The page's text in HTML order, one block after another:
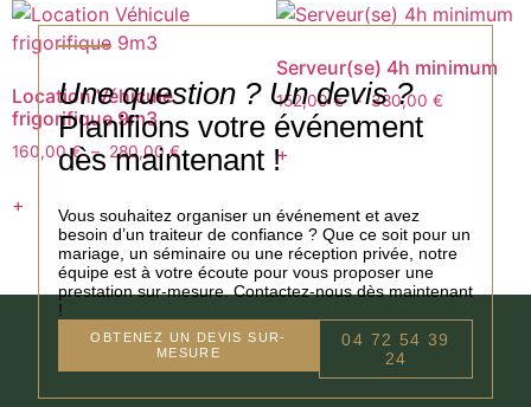
Location Véhicule
frigorifique 9m3
160,00€ – 280,00€
+
Serveur(se) 4h minimum
152,00€ – 380,00 €
+
Une question ? Un devis ?
Planifions votre événement
dès maintenant !
Vous souhaitez organiser un événement et avez
besoin d’un traiteur de confiance ? Que ce soit pour un
mariage, un séminaire ou une réception privée, notre
équipe est à votre écoute pour vous proposer une
prestation sur-mesure. Contactez-nous dès maintenant
!
OBTENEZ UN DEVIS SUR-
MESURE
04 72 54 39
24